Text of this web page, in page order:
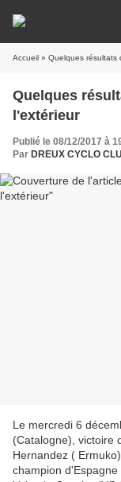
Accueil » Quelques résultats
Quelques
l'extérieur
Publié le 08/12/2017 à
Par DREUX CYCLO
Le mercredi 6
(Catalogne), victoire
Hernandez (
champion